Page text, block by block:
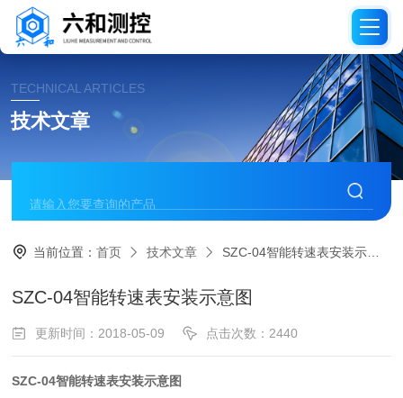
TECHNICAL ARTICLES
技术文章
当前位置：首页 技术文章 SZC-04智能转速表安装示意图
SZC-04智能转速表安装示意图
更新时间：2018-05-09 点击次数：2440
SZC-04智能转速表安装示意图